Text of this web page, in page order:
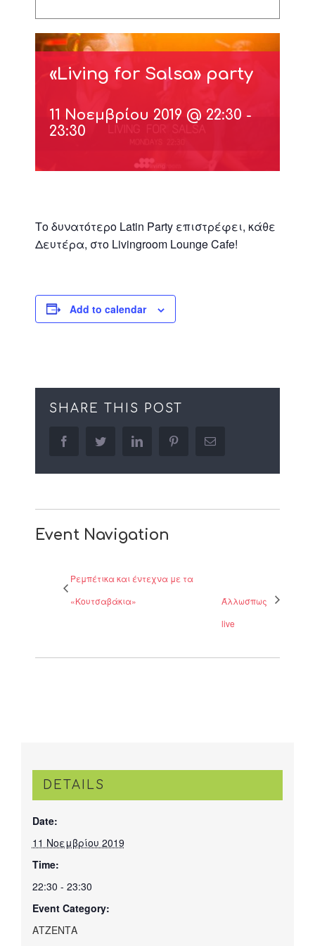
«Living for Salsa» party
11 Νοεμβρίου 2019 @ 22:30 -
23:30
Το δυνατότερο Latin Party επιστρέφει, κάθε
Δευτέρα, στο Livingroom Lounge Cafe!
Add to calendar
SHARE THIS POST
facebooktwitter linkedin pinterestEmail
Event Navigation
Ρεμπέτικα και έντεχνα με τα
«Κουτσαβάκια»
Άλλωσπως
live
DETAILS
Date:
11 Νοεμβρίου 2019
Time:
22:30 - 23:30
Event Category:
ΑΤΖΕΝΤΑ